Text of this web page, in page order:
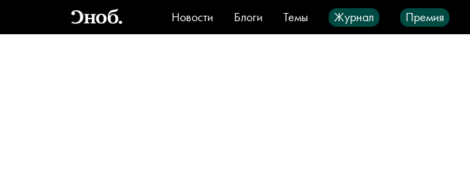
Новости Блоги Темы Журнал Премия
Стиль
Видео Город IT-продукты